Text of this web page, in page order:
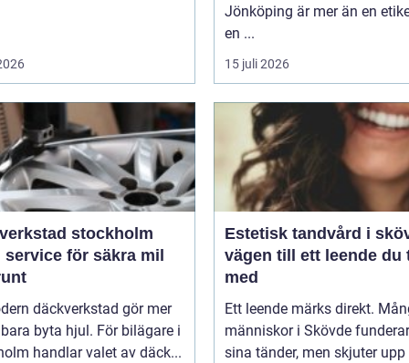
Jönköping är mer än en
en ...
15 juli 2026
stockholm
för säkra mil
däckverkstad gör mer
byta hjul. För bilägare i
handlar valet av däck...
Estetisk tandvård i
vägen till ett leende du
med
Ett leende märks direkt.
människor i Skövde
sina tänder, men skjuter